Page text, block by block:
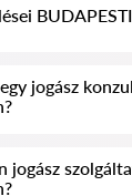
értékelések,
a negatív
azokat.
jogász
árak a kérdés
jogász